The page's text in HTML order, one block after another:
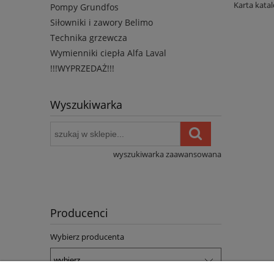
Pompy Grundfos
Siłowniki i zawory Belimo
Technika grzewcza
Wymienniki ciepła Alfa Laval
!!!WYPRZEDAŻ!!!
Wyszukiwarka
wyszukiwarka zaawansowana
Producenci
Wybierz producenta
Karta